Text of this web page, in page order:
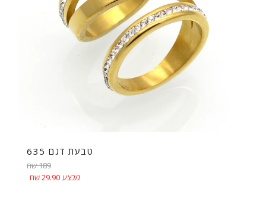
טבעת דגם 635
מחיר
רגיל
189 שח
מבצע29.90 שח